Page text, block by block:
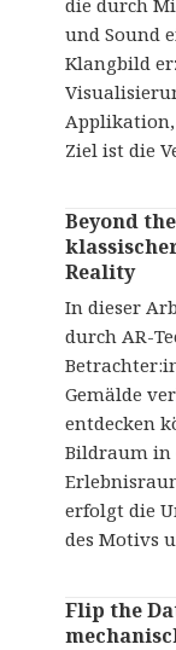
die durch
und Sound
Klangbild
Ziel ist die
Beyond
Reality
In dieser
durch AR-
Gemälde
entdecken
Bildraum in
erfolgt die
des Motivs
Flip the